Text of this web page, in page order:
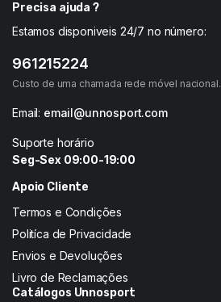
Precisa ajuda ?
Estamos disponiveis 24/7 no número:
961215224
Custo de uma chamada rede móvel nacional.
Email: email@unnosport.com
Suporte horário
Seg-Sex 09:00-19:00
Apoio Cliente
Termos e Condições
Politíca de Privacidade
Envios e Devoluções
Livro de Reclamações
Catálogos Unnosport